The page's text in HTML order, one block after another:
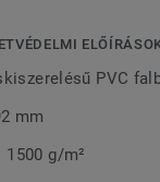
PVC
mm
1500 g/m²